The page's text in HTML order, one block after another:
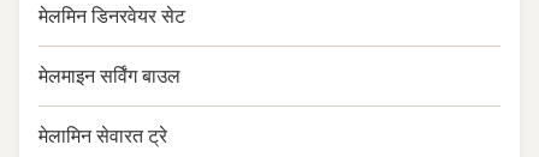
मेलमिन डिनरवेयर सेट
मेलमाइन सर्विंग बाउल
मेलामिन सेवारत ट्रे